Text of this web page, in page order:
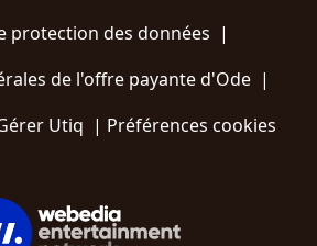
protection des données |
de l'offre payante d'Ode |
Utiq | Préférences cookies